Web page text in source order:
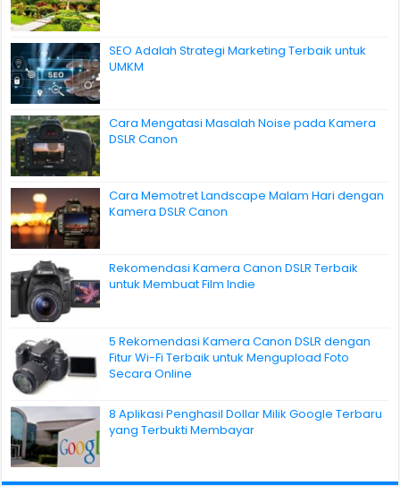
SEO Adalah Strategi Marketing Terbaik untuk
UMKM
Cara Mengatasi Masalah Noise pada Kamera
DSLR Canon
Cara Memotret Landscape Malam Hari dengan
Kamera DSLR Canon
Rekomendasi Kamera Canon DSLR Terbaik
untuk Membuat Film Indie
5 Rekomendasi Kamera Canon DSLR dengan
Fitur Wi-Fi Terbaik untuk Mengupload Foto
Secara Online
8 Aplikasi Penghasil Dollar Milik Google Terbaru
yang Terbukti Membayar